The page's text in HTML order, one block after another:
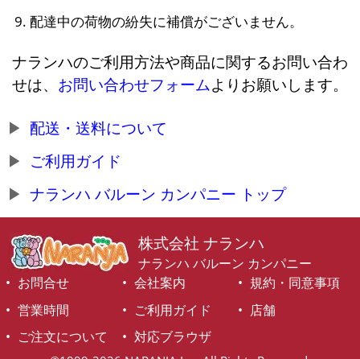
配達中の荷物の紛失に補償がございません。
ナランハのご利用方法や商品に関するお問い合わ
せは、 お問い合わせフォームよりお願いします。
配送・送料について
ご利用ガイド
ナランハ バルーン カンパニー トップ
株式会社 ナランハ
ナランハ バルーン カンパニー
お問合せ
会社案内
規約・同意事項
営業時間
ご利用ガイド
店舗
ご注文について
対応ブラウザ